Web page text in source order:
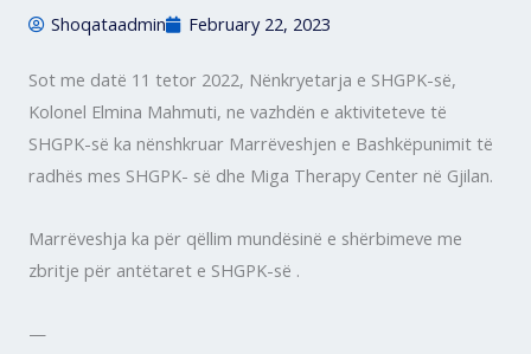
Shoqataadmin February 22, 2023
Sot me datë 11 tetor 2022, Nënkryetarja e SHGPK-së,
Kolonel Elmina Mahmuti, ne vazhdën e aktiviteteve të
SHGPK-së ka nënshkruar Marrëveshjen e Bashkëpunimit të
radhës mes SHGPK- së dhe Miga Therapy Center në Gjilan.
Marrëveshja ka për qëllim mundësinë e shërbimeve me
zbritje për antëtaret e SHGPK-së .
—